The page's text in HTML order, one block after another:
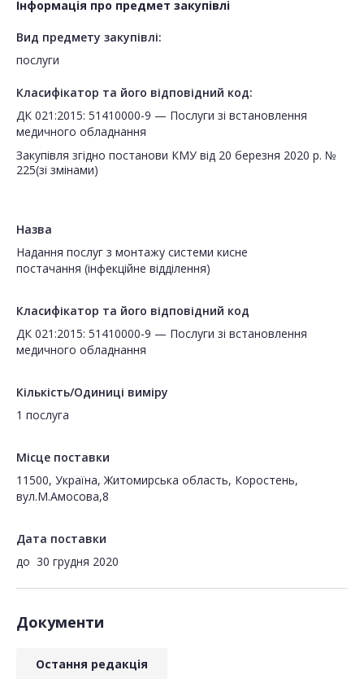
Інформація про предмет закупівлі
Вид предмету закупівлі:
послуги
Класифікатор та його відповідний код:
ДК 021:2015: 51410000-9 — Послуги зі встановлення
медичного обладнання
Закупівля згідно постанови КМУ від 20 березня 2020 р. №
225(зі змінами)
Назва
Надання послуг з монтажу системи кисне
постачання (інфекційне відділення)
Класифікатор та його відповідний код
ДК 021:2015: 51410000-9 — Послуги зі встановлення
медичного обладнання
Кількість/Одиниці виміру
1 послуга
Місце поставки
11500, Україна, Житомирська область, Коростень,
вул.М.Амосова,8
Дата поставки
до 30 грудня 2020
Документи
Остання редакція